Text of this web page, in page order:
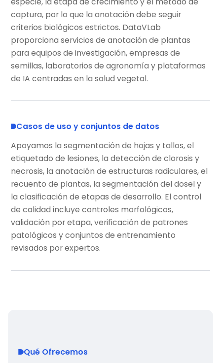
captura, por lo que la anotación debe seguir
criterios biológicos estrictos. DataVLab
proporciona servicios de anotación de plantas
para equipos de investigación, empresas de
semillas, laboratorios de agronomía y plataformas
de IA centradas en la salud vegetal.
Casos de uso y conjuntos de datos
Apoyamos la segmentación de hojas y tallos, el
etiquetado de lesiones, la detección de clorosis y
necrosis, la anotación de estructuras radiculares, el
recuento de plantas, la segmentación del dosel y
la clasificación de etapas de desarrollo. El control
de calidad incluye controles morfológicos,
validación por etapa, verificación de patrones
patológicos y conjuntos de entrenamiento
revisados por expertos.
Qué Ofrecemos